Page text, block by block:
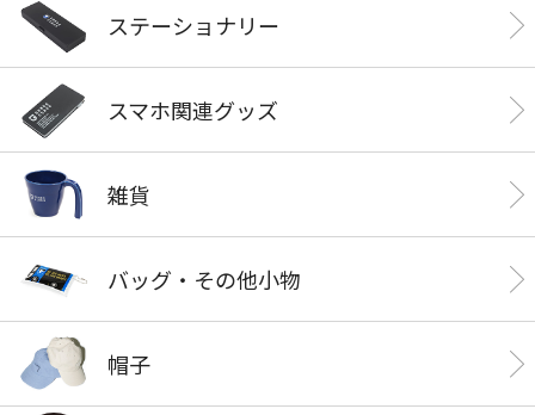
ステーショナリー
スマホ関連グッズ
雑貨
バッグ・その他小物
帽子